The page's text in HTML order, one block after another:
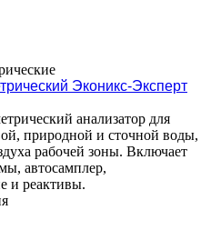
Эконикс-Эксперт
анализатор для
природной и сточной воды,
рабочей зоны. Включает
автосамплер,
и реактивы.